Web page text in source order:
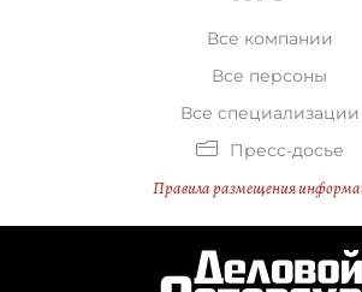
Все компании
Все персоны
Все специализации
Пресс-досье
Правила размещения